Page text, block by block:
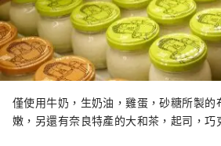
僅使用牛奶，生奶油，雞蛋，砂糖所製的
嫩，另還有奈良特產的大和茶，起司，巧